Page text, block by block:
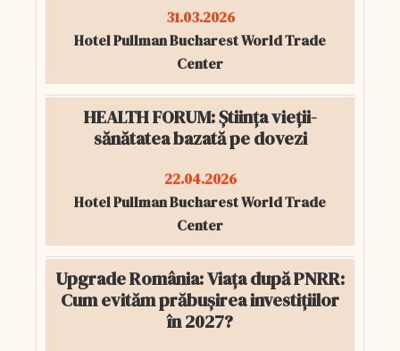
31.03.2026
Hotel Pullman Bucharest World Trade
Center
HEALTH FORUM: Știința vieții-
sănătatea bazată pe dovezi
22.04.2026
Hotel Pullman Bucharest World Trade
Center
Upgrade România: Viața după PNRR:
Cum evităm prăbușirea investițiilor
în 2027?